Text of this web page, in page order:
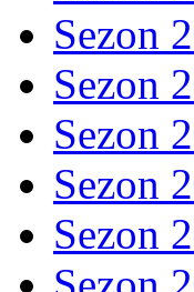
Sezon
Sezon
Sezon
Sezon
Sezon